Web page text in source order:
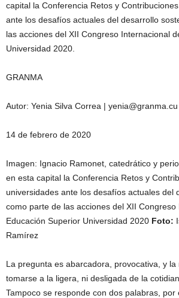
capital la Conferencia Retos y
ante los desafíos actuales del desarrollo
las acciones del XII Congreso Internacional
Universidad 2020.
GRANMA
Autor: Yenia Silva Correa | yenia@granma.cu
14 de febrero de 2020
Imagen: Ignacio Ramonet, catedrático y
en esta capital la Conferencia Retos y
universidades ante los desafíos actuales del
como parte de las acciones del XII
Educación Superior Universidad 2020 Foto:
Ramírez
La pregunta es abarcadora, provocativa, y
tomarse a la ligera, ni desligada de la
Tampoco se responde con dos palabras, por